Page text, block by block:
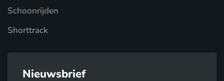
Schoonrijden
Shorttrack
Nieuwsbrief